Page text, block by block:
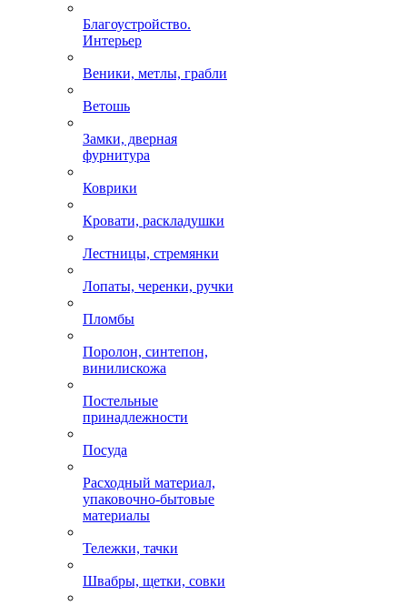
Благоустройство.
Интерьер
Веники, метлы, грабли
Ветошь
Замки, дверная
фурнитура
Коврики
Кровати, раскладушки
Лестницы, стремянки
Лопаты, черенки, ручки
Пломбы
Поролон, синтепон,
винилискожа
Постельные
принадлежности
Посуда
Расходный материал,
упаковочно-бытовые
материалы
Тележки, тачки
Швабры, щетки, совки